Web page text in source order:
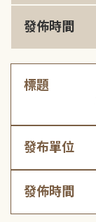
發佈時間
標題
發布單位
發佈時間